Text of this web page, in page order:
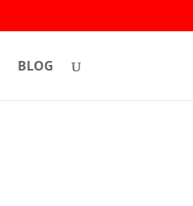
BLOG